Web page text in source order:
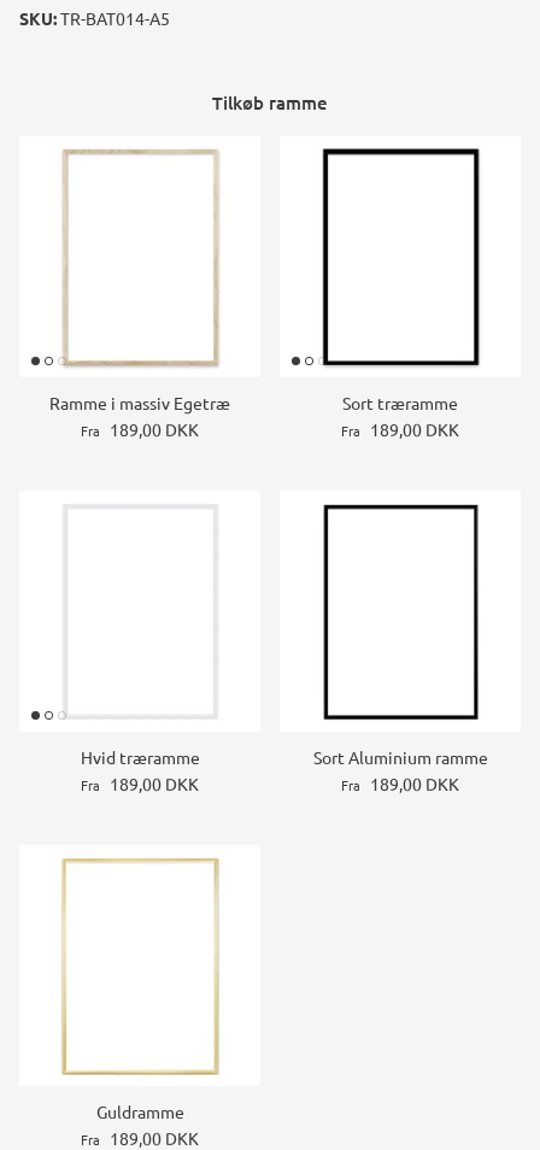
SKU:TR-BAT014-A5
Tilkøb ramme
Ramme i massiv Egetræ
Fra 189,00 DKK
Sort træramme
Fra 189,00 DKK
Hvid træramme
Fra 189,00 DKK
Sort Aluminium ramme
Fra 189,00 DKK
Guldramme
Fra 189,00 DKK